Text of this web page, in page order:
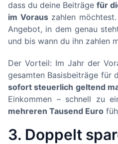
dass du deine Beiträge für
im Vorauszahlen
Angebot, in dem genau
und bis wann du ihn zahlen
Der Vorteil: Im Jahr der
gesamten Basisbeiträge für
sofort steuerlich geltend
Einkommen – schnell zu
mehreren Tausend Euro
3. Doppelt